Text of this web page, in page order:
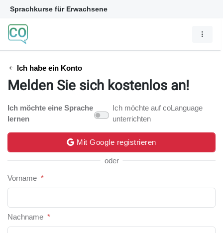
Sprachkurse für Erwachsene
Ich habe ein Konto
Melden Sie sich kostenlos an!
Ich möchte eine Sprache
lernen
Ich möchte auf coLanguage
unterrichten
Mit Google registrieren
oder
Vorname *
Nachname *